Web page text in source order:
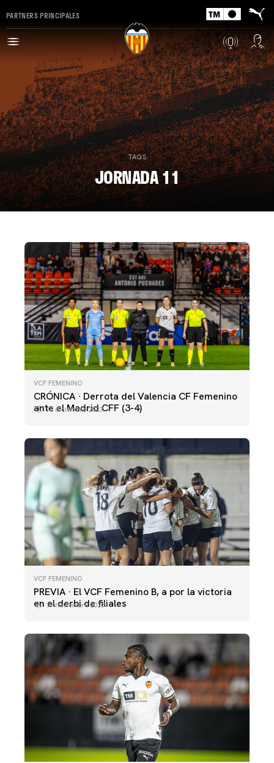
PARTNERS PRINCIPALES
TAGS
JORNADA 11
VCF FEMENINO
CRÓNICA · Derrota del Valencia CF Femenino
ante el Madrid CFF (3-4)
10 diciembre 2023
VCF FEMENINO
PREVIA · El VCF Femenino B, a por la victoria
en el derbi de filiales
17 noviembre 2023